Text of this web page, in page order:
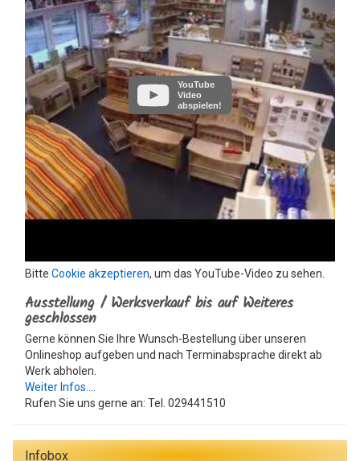
YouTube
Video
abspielen!
Bitte Cookie akzeptieren, um das YouTube-Video zu sehen.
Ausstellung / Werksverkauf bis auf Weiteres
geschlossen
Gerne können Sie Ihre Wunsch-Bestellung über unseren
Onlineshop aufgeben und nach Terminabsprache direkt ab
Werk abholen.
Weiter Infos....
Rufen Sie uns gerne an: Tel. 029441510
Infobox